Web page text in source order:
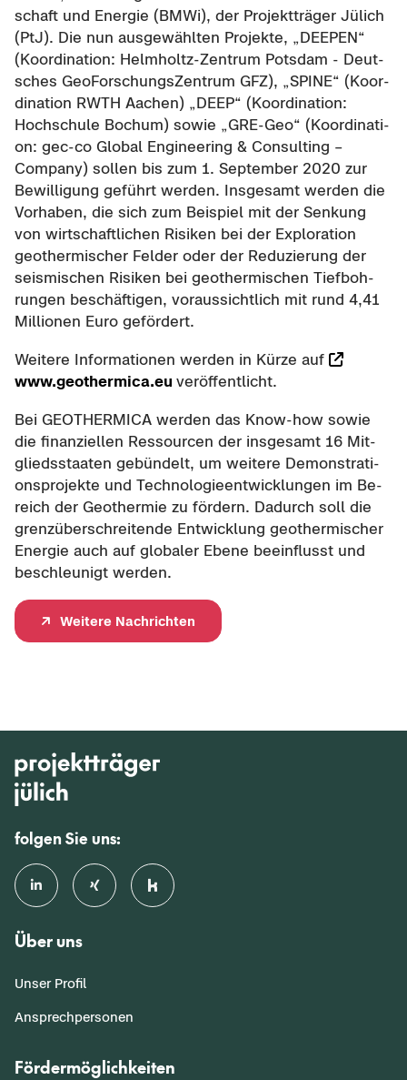
schaft und En­er­gie (BMWi), der Pro­jekt­trä­ger Jü­lich
(PtJ). Die nun aus­ge­wähl­ten Pro­jek­te, „DEEPEN“
(Ko­or­di­na­ti­on: Helmholtz-​Zentrum Pots­dam - Deut­
sches Geo­For­schungs­Zen­trum GFZ), „SPINE“ (Ko­or­
di­na­ti­on RWTH Aa­chen) „DEEP“ (Ko­or­di­na­ti­on:
Hoch­schu­le Bo­chum) sowie „GRE-​Geo“ (Ko­or­di­na­ti­
on: gec-​co Global Engineering & Consulting –
Company) sol­len bis zum 1. Sep­tem­ber 2020 zur
Be­wil­li­gung ge­führt wer­den. Ins­ge­samt wer­den die
Vor­ha­ben, die sich zum Bei­spiel mit der Sen­kung
von wirt­schaft­li­chen Ri­si­ken bei der Ex­plo­ra­ti­on
geo­ther­mi­scher Fel­der oder der Re­du­zie­rung der
seis­mi­schen Ri­si­ken bei geo­ther­mi­schen Tief­boh­
run­gen be­schäf­ti­gen, vor­aus­sicht­lich mit rund 4,41
Mil­lio­nen Euro ge­för­dert.
Wei­te­re In­for­ma­tio­nen wer­den in Kürze auf
www.geo­ther­mi­ca.eu ver­öf­fent­licht.
Bei GEO­THER­MI­CA wer­den das Know-​how sowie
die fi­nan­zi­el­len Res­sour­cen der ins­ge­samt 16 Mit­
glieds­staa­ten ge­bün­delt, um wei­te­re De­mons­tra­ti­
ons­pro­jek­te und Tech­no­lo­gie­ent­wick­lun­gen im Be­
reich der Geo­ther­mie zu för­dern. Da­durch soll die
grenz­über­schrei­ten­de Ent­wick­lung geo­ther­mi­scher
En­er­gie auch auf glo­ba­ler Ebene be­ein­flusst und
be­schleu­nigt wer­den.
Wei­te­re Nach­rich­ten
folgen Sie uns:
Über uns
Unser Profil
Ansprechpersonen
Fördermöglichkeiten